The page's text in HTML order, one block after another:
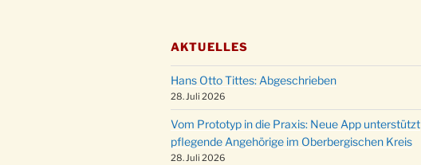
AKTUELLES
Hans Otto Tittes: Abgeschrieben
28. Juli 2026
Vom Prototyp in die Praxis: Neue App unterstützt
pflegende Angehörige im Oberbergischen Kreis
28. Juli 2026